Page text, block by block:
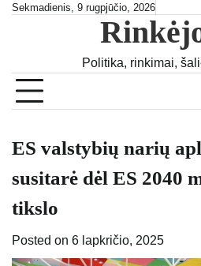
SkipSekmadienis, 9 rugpjūčio, 2026
Politika, rinkimai,
ES valstybių narių
susitarė dėl ES 2040
tikslo
Posted on 6 lapkričio, 2025